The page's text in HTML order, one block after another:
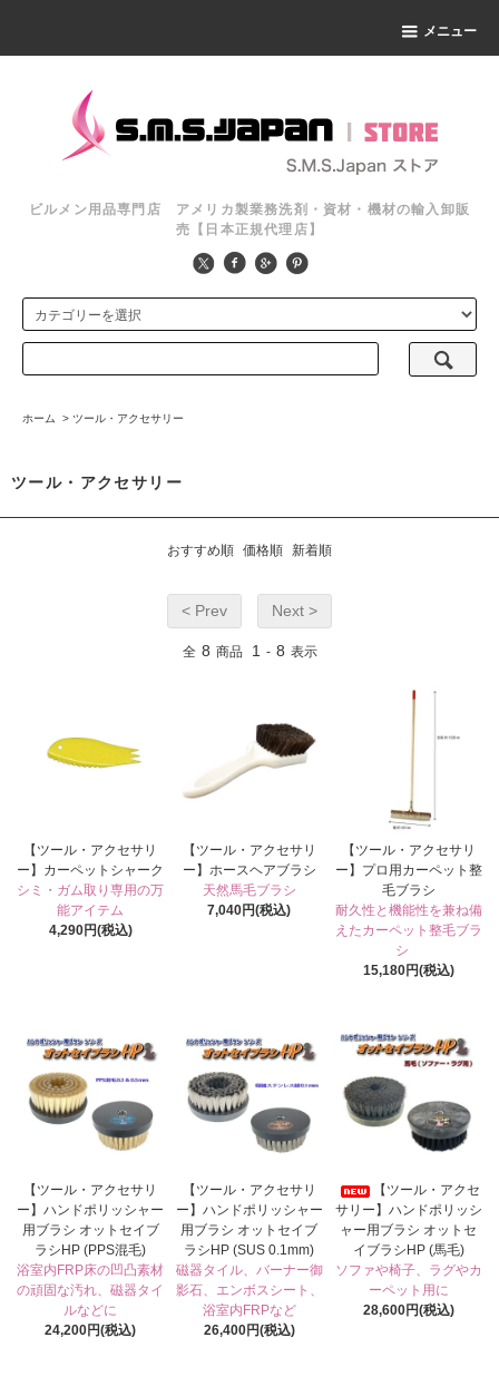
メニュー
ビルメン用品専門店 アメリカ製業務洗剤・資材・機材の輸入卸販
売【日本正規代理店】
ホーム > ツール・アクセサリー
ツール・アクセサリー
おすすめ順 価格順 新着順
< Prev Next >
全 8 商品 1 - 8 表示
【ツール・アクセサリ
ー】カーペットシャーク
シミ・ガム取り専用の万
能アイテム
4,290円(税込)
【ツール・アクセサリ
ー】ホースヘアブラシ
天然馬毛ブラシ
7,040円(税込)
【ツール・アクセサリ
ー】プロ用カーペット整
毛ブラシ
耐久性と機能性を兼ね備
えたカーペット整毛ブラ
シ
15,180円(税込)
【ツール・アクセサリ
ー】ハンドポリッシャー
用ブラシ オットセイブ
ラシHP (PPS混毛)
浴室内FRP床の凹凸素材
の頑固な汚れ、磁器タイ
ルなどに
24,200円(税込)
【ツール・アクセサリ
ー】ハンドポリッシャー
用ブラシ オットセイブ
ラシHP (SUS 0.1mm)
磁器タイル、バーナー御
影石、エンボスシート、
浴室内FRPなど
26,400円(税込)
【ツール・アクセ
サリー】ハンドポリッシ
ャー用ブラシ オットセ
イブラシHP (馬毛)
ソファや椅子、ラグやカ
ーペット用に
28,600円(税込)